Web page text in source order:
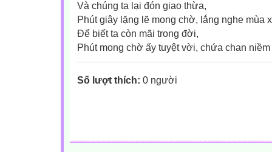
Và chúng ta lại đón giao thừa,
Phút giây lặng lẽ mong chờ, lắng nghe mùa
Để biết ta còn mãi trong đời,
Phút mong chờ ấy tuyệt vời, chứa chan
Số lượt thích: 0 người